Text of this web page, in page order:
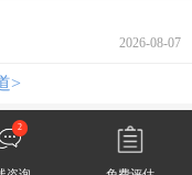
2026-08-07
>
2